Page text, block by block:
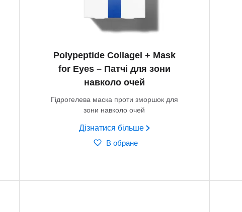
Polypeptide Collagel + Mask
for Eyes – Патчі для зони
навколо очей
Гідрогелева маска проти зморшок для
зони навколо очей
Дізнатися більше
В обране